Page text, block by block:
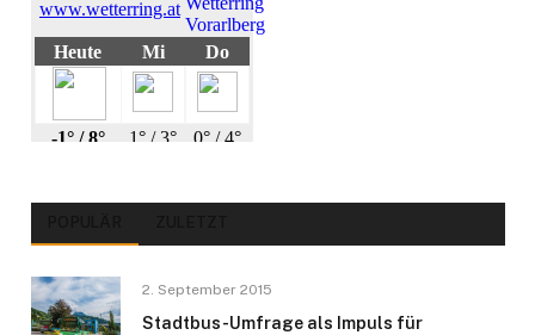
2. September 2015
Stadtbus-Umfrage als Impuls für